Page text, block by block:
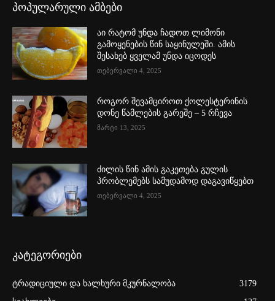
პოპულარული ამბები
აი რატომ უნდა ჩადოთ ლიმონი
გამოყენების წინ საყინულეში. ამის
შესახებ ყველამ უნდა იცოდეს
თებერვალი 4, 2025
როგორ შევამციროთ ქოლესტერინის
დონე წამლების გარეშე – 5 რჩევა
მარტი 13, 2025
ძილის წინ ამის გაკეთება გულის
პრობლემებს სამუდამოდ დაგავიწყებთ
თებერვალი 4, 2025
კატეგორიები
ტრადიციული და ხალხური მკურნალობა
3179